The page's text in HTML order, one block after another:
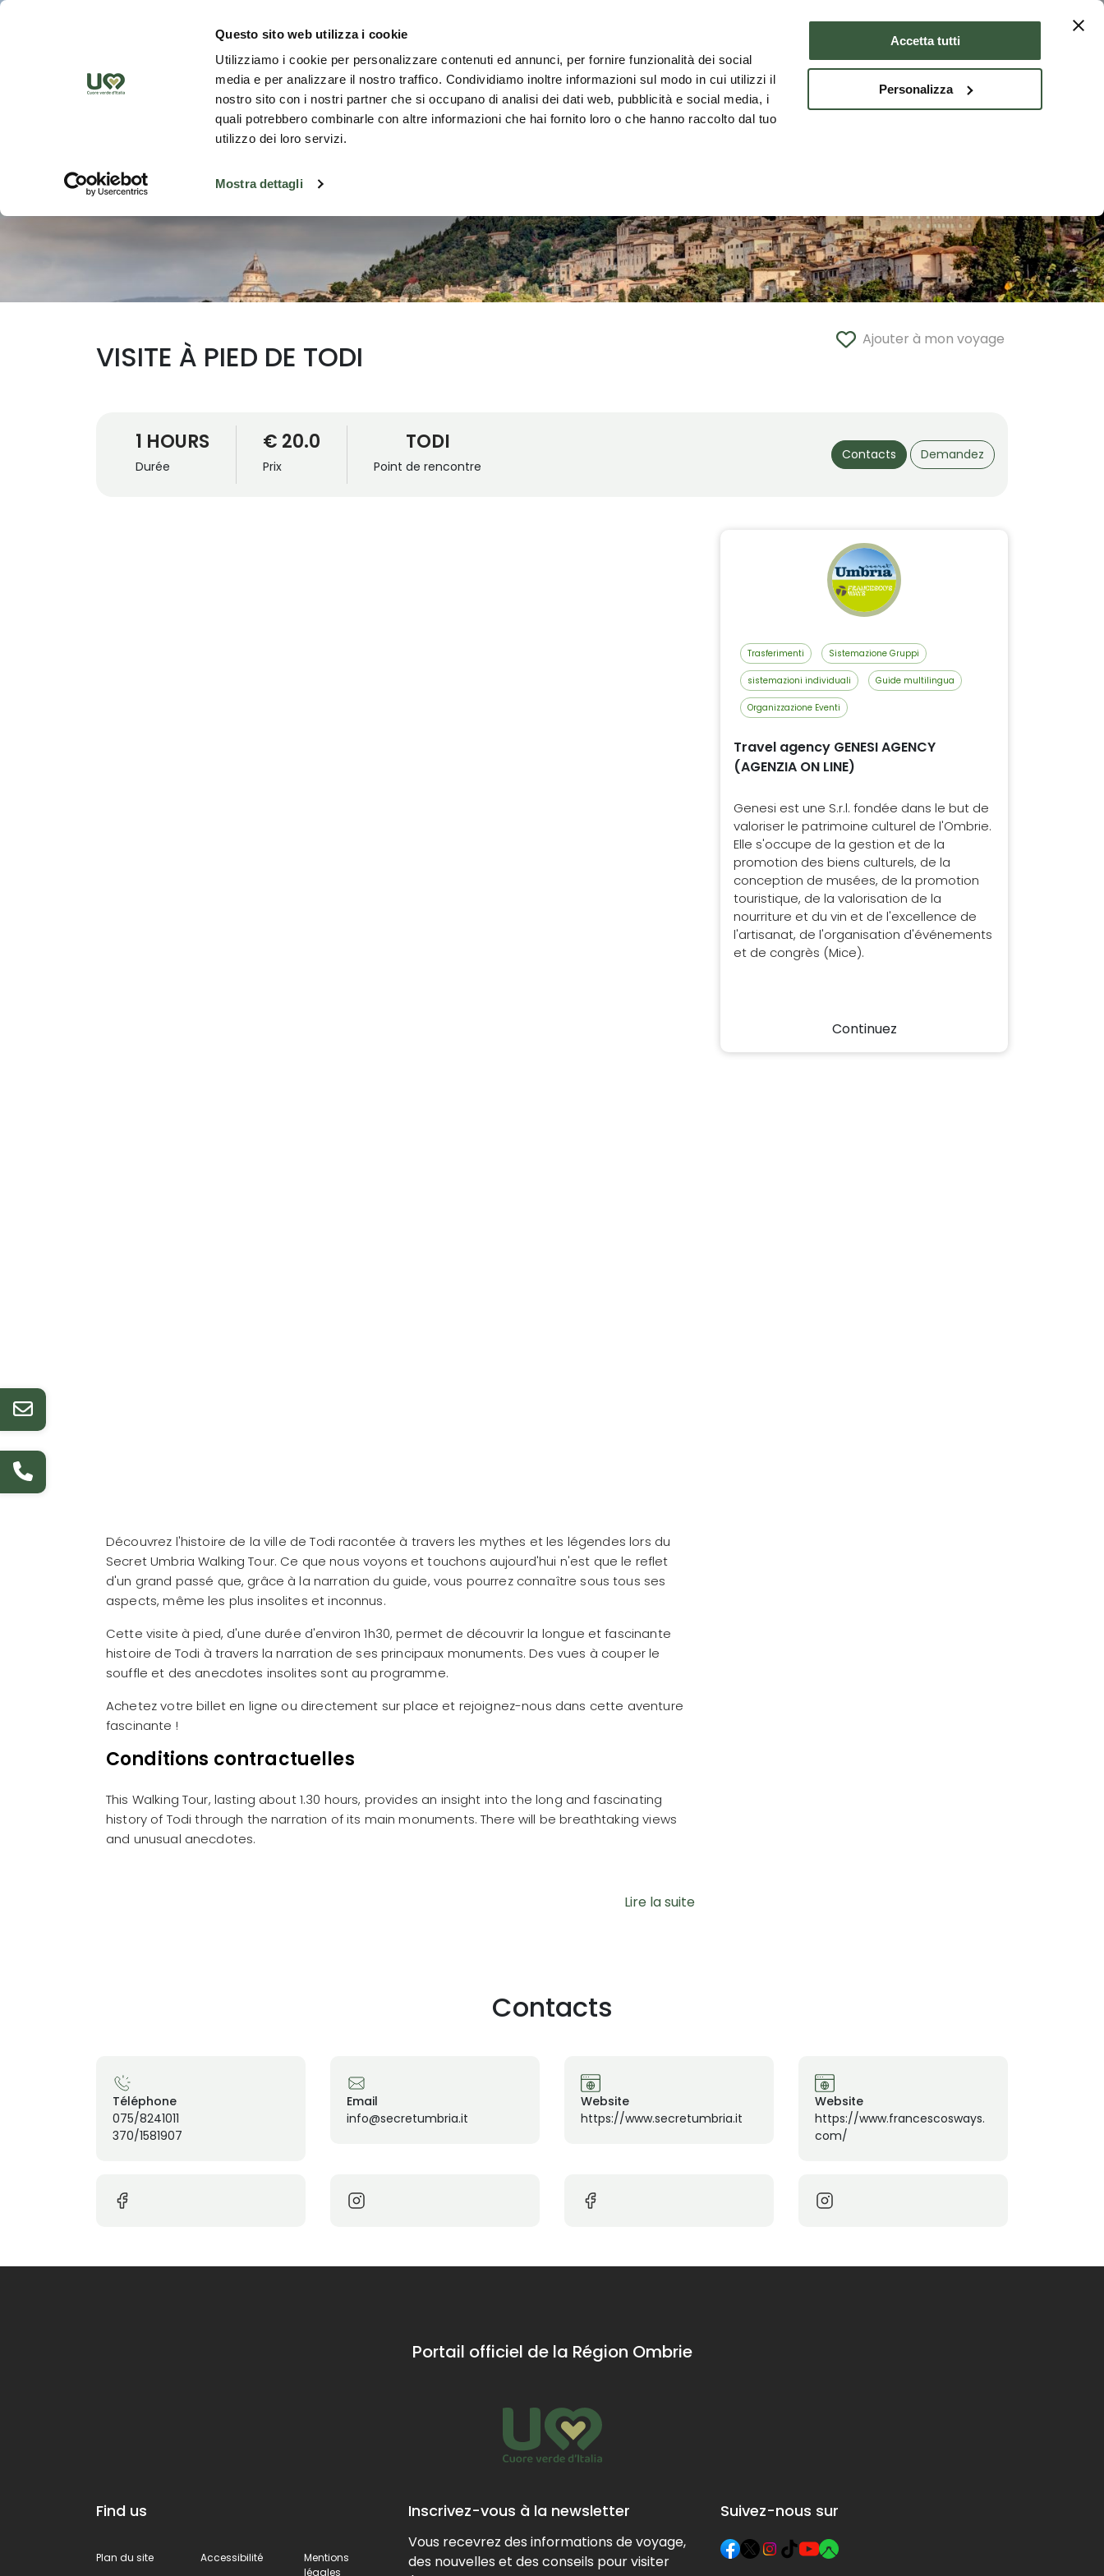
Questo sito web utilizza i cookie
Utilizziamo i cookie per personalizzare contenuti ed annunci, per fornire funzionalità dei social
media e per analizzare il nostro traffico. Condividiamo inoltre informazioni sul modo in cui utilizzi il
nostro sito con i nostri partner che si occupano di analisi dei dati web, pubblicità e social media, i
quali potrebbero combinarle con altre informazioni che hai fornito loro o che hanno raccolto dal tuo
utilizzo dei loro servizi.
Mostra dettagli
Accetta tutti
Personalizza
Découvrez la région
Ajouter à mon voyage
VISITE À PIED DE TODI
1 HOURS
Durée
€ 20.0
Prix
TODI
Point de rencontre
Contacts Demandez
Découvrez l'histoire de la ville de Todi racontée à travers les mythes et les légendes lors du
Secret Umbria Walking Tour. Ce que nous voyons et touchons aujourd'hui n'est que le reflet
d'un grand passé que, grâce à la narration du guide, vous pourrez connaître sous tous ses
aspects, même les plus insolites et inconnus.
Cette visite à pied, d'une durée d'environ 1h30, permet de découvrir la longue et fascinante
histoire de Todi à travers la narration de ses principaux monuments. Des vues à couper le
souffle et des anecdotes insolites sont au programme.
Achetez votre billet en ligne ou directement sur place et rejoignez-nous dans cette aventure
fascinante !
Conditions contractuelles
This Walking Tour, lasting about 1.30 hours, provides an insight into the long and fascinating
history of Todi through the narration of its main monuments. There will be breathtaking views
and unusual anecdotes.
Lire la suite
Trasferimenti Sistemazione Gruppi
sistemazioni individuali Guide multilingua
Organizzazione Eventi
Travel agency GENESI AGENCY
(AGENZIA ON LINE)
Genesi est une S.r.l. fondée dans le but de
valoriser le patrimoine culturel de l'Ombrie.
Elle s'occupe de la gestion et de la
promotion des biens culturels, de la
conception de musées, de la promotion
touristique, de la valorisation de la
nourriture et du vin et de l'excellence de
l'artisanat, de l'organisation d'événements
et de congrès (Mice).
Continuez
Contacts
Téléphone
075/8241011
370/1581907
Email
info@secretumbria.it
Website
https://www.secretumbria.it
Website
https://www.francescosways.
com/
Portail officiel de la Région Ombrie
Find us
Plan du site Accessibilité
Mentions
légales
Inscrivez-vous à la newsletter
Vous recevrez des informations de voyage,
des nouvelles et des conseils pour visiter
Suivez-nous sur